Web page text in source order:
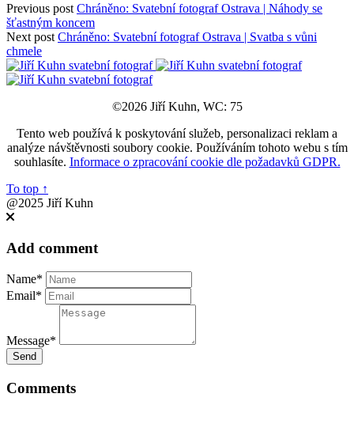
Previous post Chráněno: Svatební fotograf Ostrava | Náhody se
šťastným koncem
Next post Chráněno: Svatební fotograf Ostrava | Svatba s vůni
chmele
©2026 Jiří Kuhn, WC: 75
Tento web používá k poskytování služeb, personalizaci reklam a
analýze návštěvnosti soubory cookie. Používáním tohoto webu s tím
souhlasíte. Informace o zpracování cookie dle požadavků GDPR.
To top ↑
@2025 Jiří Kuhn
Add comment
Name*
Email*
Message*
Send
Comments